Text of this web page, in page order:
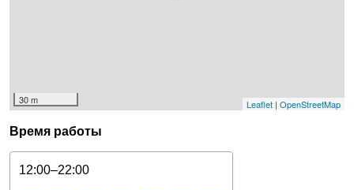
30 m Leaflet | OpenStreetMap
Время работы
12:00–22:00